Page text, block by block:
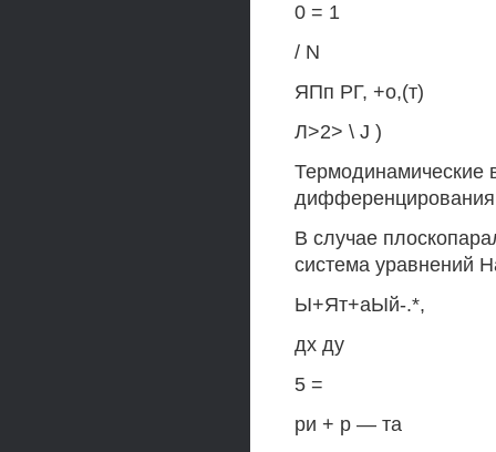
0 = 1
/ N
ЯПп РГ, +о,(т)
Л>2> \ J )
Термодинамические
В случае
система уравнений
Ы+Ят+аЫй-.*,
дх ду
5 =
ри + р — та